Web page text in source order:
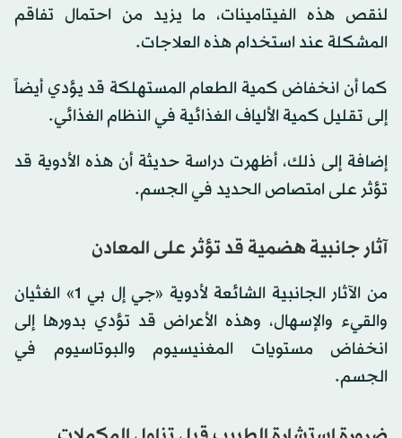
لنقص هذه الفيتامينات، ما يزيد من احتمال تفاقم
المشكلة عند استخدام هذه العلاجات.
كما أن انخفاض كمية الطعام المستهلكة قد يؤدي أيضاً
إلى تقليل كمية الألياف الغذائية في النظام الغذائي.
إضافة إلى ذلك، أظهرت دراسة حديثة أن هذه الأدوية قد
تؤثر على امتصاص الحديد في الجسم.
آثار جانبية هضمية قد تؤثر على المعادن
من الآثار الجانبية الشائعة لأدوية «جي إل بي 1» الغثيان
والقيء والإسهال، وهذه الأعراض قد تؤدي بدورها إلى
انخفاض مستويات المغنيسيوم والبوتاسيوم في
الجسم.